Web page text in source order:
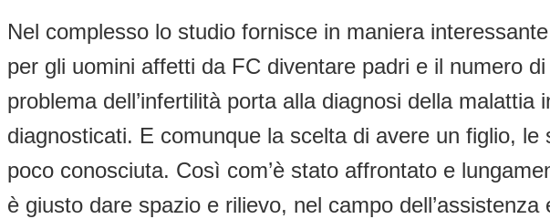
Nel complesso lo studio fornisce in maniera
per gli uomini affetti da FC diventare padri e il numero
problema dell’infertilità porta alla diagnosi della
diagnosticati. E comunque la scelta di avere un figlio, le
poco conosciuta. Così com’è stato affrontato e
è giusto dare spazio e rilievo, nel campo